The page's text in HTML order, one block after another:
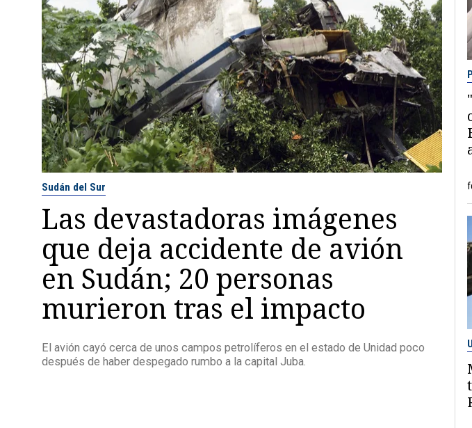
Sudán del Sur
Las devastadoras imágenes
que deja accidente de avión
en Sudán; 20 personas
murieron tras el impacto
El avión cayó cerca de unos campos petrolíferos en el estado de Unidad poco
después de haber despegado rumbo a la capital Juba.